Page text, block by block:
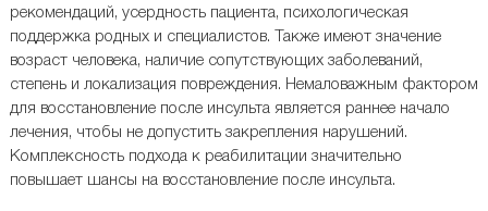
рекомендаций, усердность пациента, психологическая
поддержка родных и специалистов. Также имеют значение
возраст человека, наличие сопутствующих заболеваний,
степень и локализация повреждения. Немаловажным фактором
для восстановление после инсульта является раннее начало
лечения, чтобы не допустить закрепления нарушений.
Комплексность подхода к реабилитации значительно
повышает шансы на восстановление после инсульта.